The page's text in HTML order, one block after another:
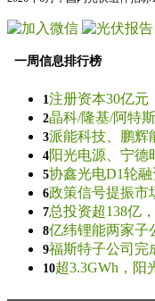
一周信息排行榜
1注册资本30亿元
2晶科/隆基/阿特
3派能科技、鹏辉
4阳光电源、宁德
5协鑫光电D1轮
6政策信号提振市
7总投资超138亿
8亿纬锂能两家子
9福斯特子公司完
10超3.3GWh，阳